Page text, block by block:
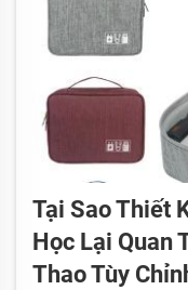
Tại Sao Thiết
Học Lại Quan
Thao Tùy